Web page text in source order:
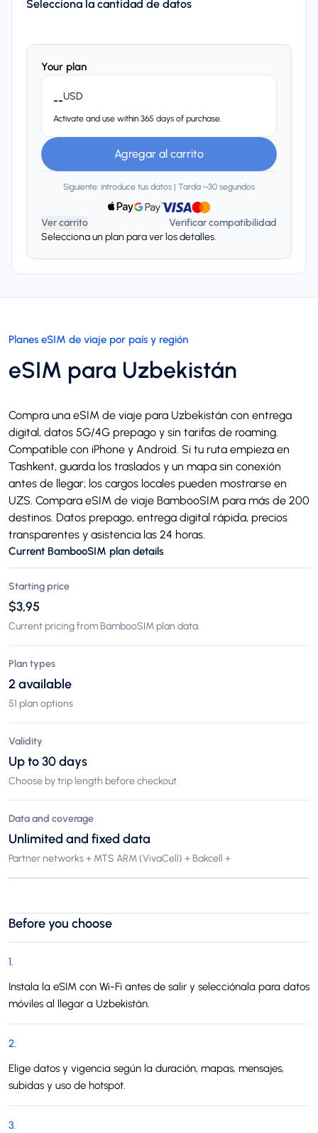
Selecciona la cantidad de datos
Your plan
--USD
Activate and use within 365 days of purchase.
Agregar al carrito
Siguiente: introduce tus datos | Tarda ~30 segundos
Ver carrito
Verificar compatibilidad
Selecciona un plan para ver los detalles.
Planes eSIM de viaje por país y región
eSIM para Uzbekistán
Compra una eSIM de viaje para Uzbekistán con entrega
digital, datos 5G/4G prepago y sin tarifas de roaming.
Compatible con iPhone y Android. Si tu ruta empieza en
Tashkent, guarda los traslados y un mapa sin conexión
antes de llegar; los cargos locales pueden mostrarse en
UZS. Compara eSIM de viaje BambooSIM para más de 200
destinos. Datos prepago, entrega digital rápida, precios
transparentes y asistencia las 24 horas.
Current BambooSIM plan details
Starting price
$3,95
Current pricing from BambooSIM plan data.
Plan types
2 available
51 plan options
Validity
Up to 30 days
Choose by trip length before checkout.
Data and coverage
Unlimited and fixed data
Partner networks + MTS ARM (VivaCell) + Bakcell +
Before you choose
1.
Instala la eSIM con Wi-Fi antes de salir y selecciónala para datos
móviles al llegar a Uzbekistán.
2.
Elige datos y vigencia según la duración, mapas, mensajes,
subidas y uso de hotspot.
3.